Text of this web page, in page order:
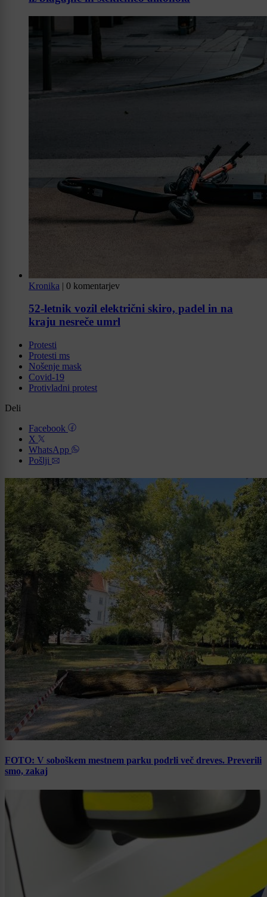
Kronika | 0 komentarjev
52-letnik vozil električni skiro, padel in na
kraju nesreče umrl
Protesti
Protesti ms
Nošenje mask
Covid-19
Protivladni protest
Deli
Facebook
X
WhatsApp
Pošlji
FOTO: V soboškem mestnem parku podrli več dreves. Preverili
smo, zakaj